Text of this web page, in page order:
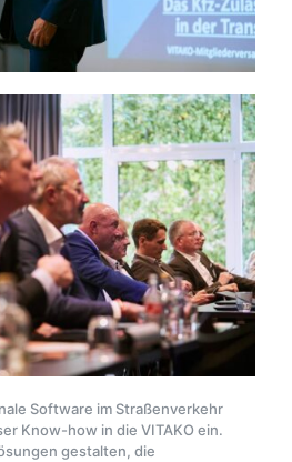
Software im Straßenverkehr
Know-how in die VITAKO ein.
gestalten, die